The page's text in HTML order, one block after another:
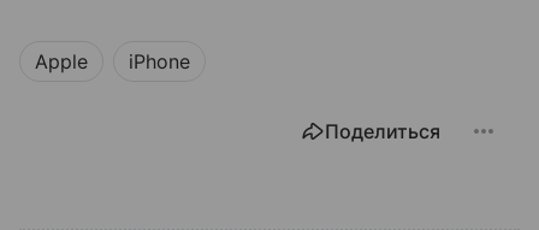
Apple iPhone
Поделиться